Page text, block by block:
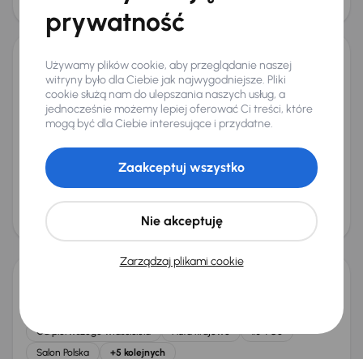
Dacia Sandero
2016120 531 kmBenzyna0.9 TCe66 kW
Auta krajowe 0.9 TCe Salon Polska
Klima
+1 kolejnych
Miesięczna rata
od 149 zł
Cena promocyjna
24 000 zł
Najniższa cena z 30 dni przed
obniżką
Cena po obniżce
Od pierwszego właściciela Auta krajowe
1.0 TCe
Salon Polska
+5 kolejnych
prywatność
Używamy plików cookie, aby przeglądanie naszej
witryny było dla Ciebie jak najwygodniejsze. Pliki
cookie służą nam do ulepszania naszych usług, a
jednocześnie możemy lepiej oferować Ci treści, które
mogą być dla Ciebie interesujące i przydatne.
Zarządzaj plikami cookie
Nie akceptuję
Zaakceptuj wszystko